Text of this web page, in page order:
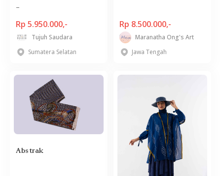
-
Rp 5.950.000,-
Tujuh Saudara
Sumatera Selatan
Rp 8.500.000,-
Maranatha Ong's Art
Jawa Tengah
Abstrak